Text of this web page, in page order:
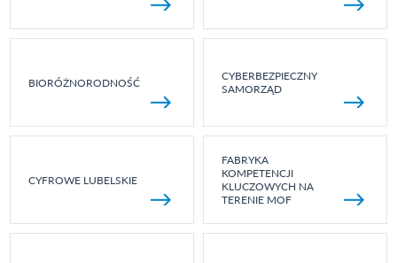
BIORÓŻNORODNOŚĆ
CYBERBEZPIECZNY
SAMORZĄD
CYFROWE LUBELSKIE
FABRYKA
KOMPETENCJI
KLUCZOWYCH NA
TERENIE MOF